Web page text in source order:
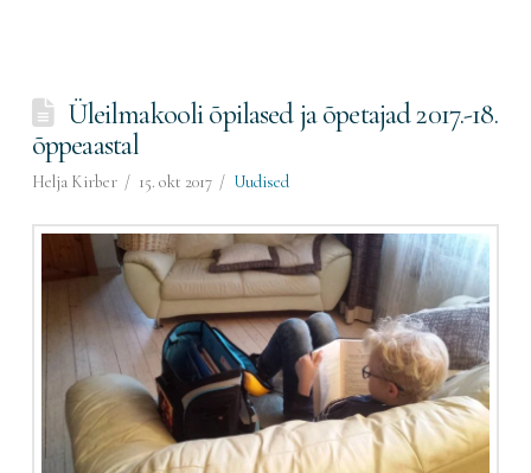
Üleilmakooli õpilased ja õpetajad 2017.-18.
õppeaastal
Helja Kirber 15. okt 2017 Uudised